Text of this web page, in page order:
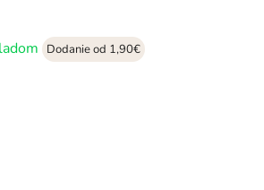
Dodanie od 1,90€